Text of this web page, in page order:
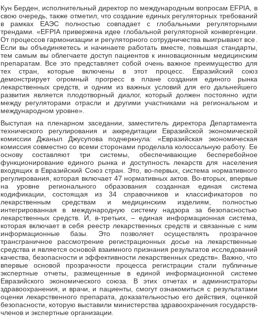
Кун Берден, исполнительный директор по международным вопросам EFPIA, в
свою очередь, также отметил, что создание единых регуляторных требований
в рамках ЕАЭС полностью совпадает с глобальными регуляторными
трендами. «EFPIA привержена идее глобальной регуляторной конвергенции.
От процессов гармонизации и регуляторного сотрудничества выигрывают все.
Если вы объединяетесь и начинаете работать вместе, повышая стандарты,
тем самым вы облегчаете доступ пациентов к инновационным медицинским
препаратам. Все это представляет собой очень важное преимущество для
тех стран, которые включены в этот процесс. Евразийский союз
демонстрирует огромный прогресс в плане создания единого рынка
лекарственных средств, и одним из важных условий для его дальнейшего
развития является плодотворный диалог, который должен постоянно идти
между регуляторами отрасли и другими участниками на региональном и
международном уровне».
Выступая на пленарном заседании, заместитель директора Департамента
технического регулирования и аккредитации Евразийской экономической
комиссии Джаныл Джусупова подчеркнула: «Евразийская экономическая
комиссия совместно со всеми сторонами проделала колоссальную работу. Ее
основу составляют три системы, обеспечивающие бесперебойное
функционирование единого рынка и доступность лекарств для населения
входящих в Евразийский Союз стран. Это, во-первых, система нормативного
регулирования, которая включает 47 нормативных актов. Во-вторых, впервые
на уровне регионального образования созданная единая система
кодификации, состоящая из 34 справочников и классификаторов по
лекарственным средствам и медицинским изделиям, полностью
интегрированная в международную систему надзора за безопасностью
лекарственных средств. И, в-третьих, – единая информационная система,
которая включает в себя реестр лекарственных средств и связанные с ним
информационные базы. Это позволяет осуществлять прозрачное
трансграничное рассмотрение регистрационных досье на лекарственные
средства и является основой взаимного признания результатов исследований
качества, безопасности и эффективности лекарственных средств». Важно, что
впервые основой прозрачности процесса регистрации стали публичные
экспертные отчеты, размещенные в единой информационной системе
Евразийского экономического союза. В этих отчетах и администраторы
здравоохранения, и врачи, и пациенты, смогут ознакомиться с результатами
оценки лекарственного препарата, доказательностью его действия, оценкой
безопасности, которую выставили министерства здравоохранения государств-
членов и экспертные организации.